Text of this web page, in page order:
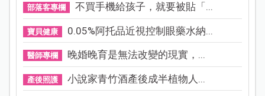
部落客專欄 不買手機給孩子，就要被貼「...
寶貝健康 0.05%阿托品近視控制眼藥水納...
醫師專欄 晚婚晚育是無法改變的現實，...
產後照護 小說家青竹酒產後成半植物人...